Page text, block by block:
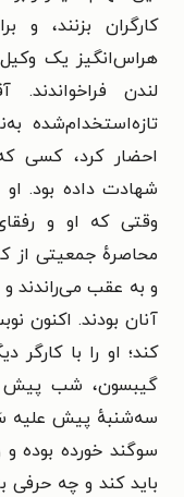
کارگران بزنند، و
هراس‌انگیز یک
لندن
تازه‌استخدام‌شده
احضار کرد، کسی
شهادت داده بود. او
وقتی که او و
محاصرهٔ جمعیتی از
و به عقب می‌راندند
آنان بودند. اکنون
کند؛ او را با کارگر
گیبسون، شب پیش
سه‌شنبهٔ پیش علیه
سوگند خورده بوده و
باید کند و چه حرفی